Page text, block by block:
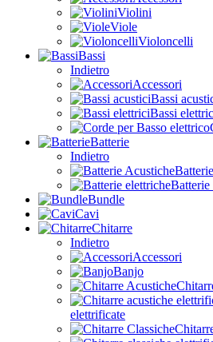
Violini
Viole
Violoncelli
Bassi
Indietro
Accessori
Bassi
Bassi
Batterie
Indietro
Batterie
Bundle
Cavi
Chitarre
Indietro
Accessori
Banjo
elettrificate